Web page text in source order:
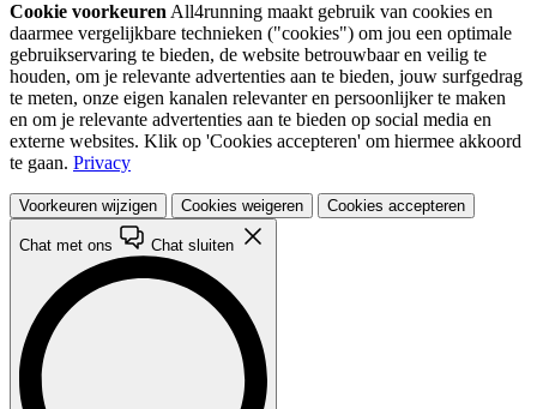
Cookie voorkeuren All4running maakt gebruik van cookies en
daarmee vergelijkbare technieken ("cookies") om jou een optimale
gebruikservaring te bieden, de website betrouwbaar en veilig te
houden, om je relevante advertenties aan te bieden, jouw surfgedrag
te meten, onze eigen kanalen relevanter en persoonlijker te maken
en om je relevante advertenties aan te bieden op social media en
externe websites. Klik op 'Cookies accepteren' om hiermee akkoord
te gaan. Privacy
Voorkeuren wijzigen Cookies weigeren Cookies accepteren
Chat met ons Chat sluiten